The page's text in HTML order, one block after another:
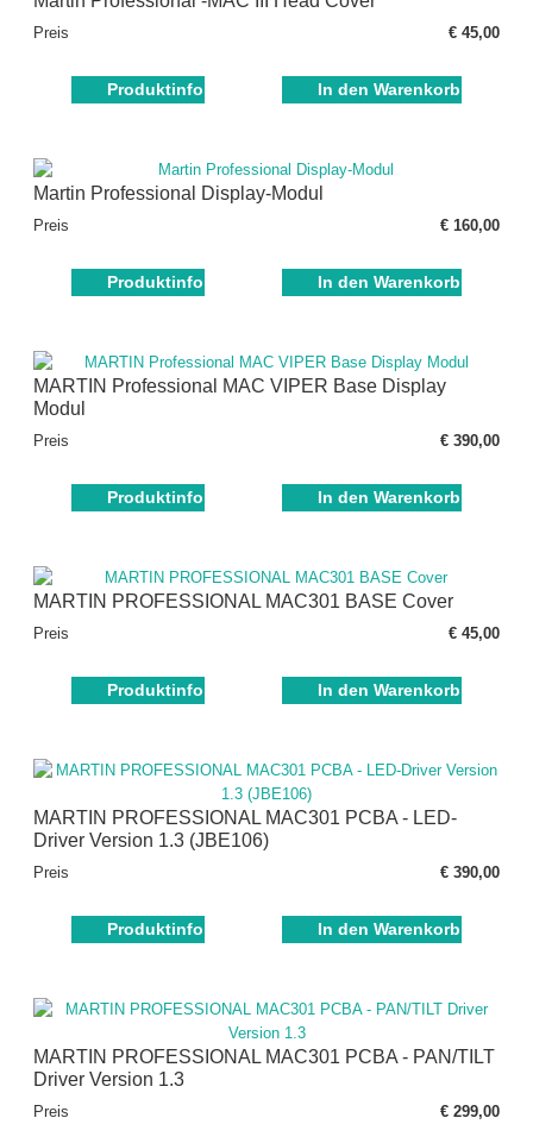
Preis € 45,00
Produktinfo In den Warenkorb
Martin Professional Display-Modul
Preis € 160,00
Produktinfo In den Warenkorb
MARTIN Professional MAC VIPER Base Display
Modul
Preis € 390,00
Produktinfo In den Warenkorb
MARTIN PROFESSIONAL MAC301 BASE Cover
Preis € 45,00
Produktinfo In den Warenkorb
MARTIN PROFESSIONAL MAC301 PCBA - LED-
Driver Version 1.3 (JBE106)
Preis € 390,00
Produktinfo In den Warenkorb
MARTIN PROFESSIONAL MAC301 PCBA - PAN/TILT
Driver Version 1.3
Preis € 299,00